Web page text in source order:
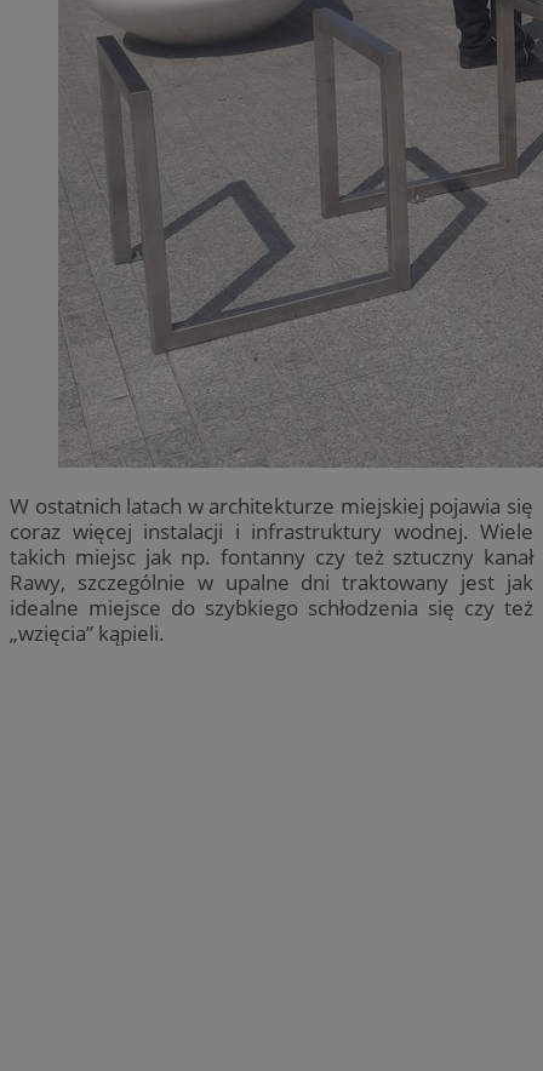
W ostatnich latach w architekturze miejskiej pojawia się
coraz więcej instalacji i infrastruktury wodnej. Wiele
takich miejsc jak np. fontanny czy też sztuczny kanał
Rawy, szczególnie w upalne dni traktowany jest jak
idealne miejsce do szybkiego schłodzenia się czy też
„wzięcia” kąpieli.